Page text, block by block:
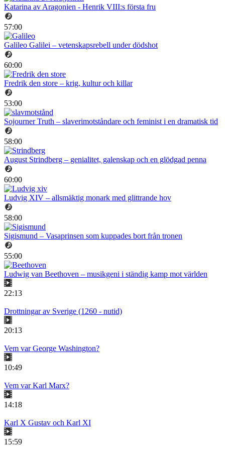
Katarina av Aragonien - Henrik VIII:s första fru
57:00
Galileo Galilei – vetenskapsrebell under dödshot
60:00
Fredrik den store – krig, kultur och killar
53:00
Sojourner Truth – slaverimotståndare och feminist i en dramatisk tid
58:00
August Strindberg – genialitet, galenskap och en glödgad penna
60:00
Ludvig XIV – allsmäktig monark med glittrande hov
58:00
Sigismund – Vasaprinsen som kuppades bort från tronen
55:00
Ludwig van Beethoven – musikgeni i ständig kamp mot världen
22:13
Drottningar av Sverige (1260 - nutid)
20:13
Vem var George Washington?
10:49
Vem var Karl Marx?
14:18
Karl X Gustav och Karl XI
15:59